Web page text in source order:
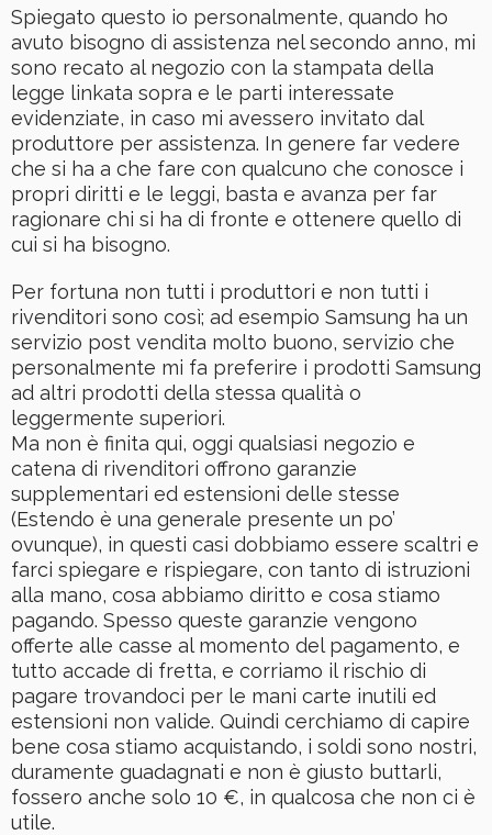
Spiegato questo io personalmente, quando ho
avuto bisogno di assistenza nel secondo anno, mi
sono recato al negozio con la stampata della
legge linkata sopra e le parti interessate
evidenziate, in caso mi avessero invitato dal
produttore per assistenza. In genere far vedere
che si ha a che fare con qualcuno che conosce i
propri diritti e le leggi, basta e avanza per far
ragionare chi si ha di fronte e ottenere quello di
cui si ha bisogno.
Per fortuna non tutti i produttori e non tutti i
rivenditori sono così; ad esempio Samsung ha un
servizio post vendita molto buono, servizio che
personalmente mi fa preferire i prodotti Samsung
ad altri prodotti della stessa qualità o
leggermente superiori.
Ma non è finita qui, oggi qualsiasi negozio e
catena di rivenditori offrono garanzie
supplementari ed estensioni delle stesse
(Estendo è una generale presente un po’
ovunque), in questi casi dobbiamo essere scaltri e
farci spiegare e rispiegare, con tanto di istruzioni
alla mano, cosa abbiamo diritto e cosa stiamo
pagando. Spesso queste garanzie vengono
offerte alle casse al momento del pagamento, e
tutto accade di fretta, e corriamo il rischio di
pagare trovandoci per le mani carte inutili ed
estensioni non valide. Quindi cerchiamo di capire
bene cosa stiamo acquistando, i soldi sono nostri,
duramente guadagnati e non è giusto buttarli,
fossero anche solo 10 €, in qualcosa che non ci è
utile.